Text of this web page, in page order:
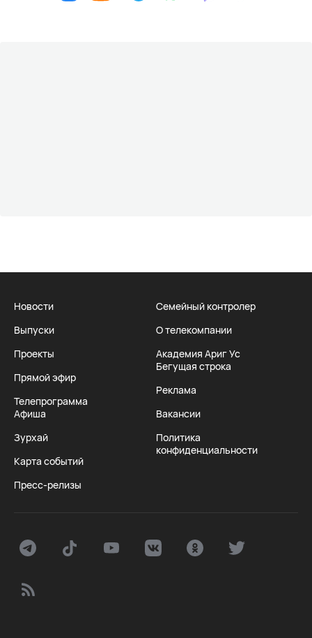
Новости
Выпуски
Проекты
Прямой эфир
Телепрограмма
Афиша
Зурхай
Карта событий
Пресс-релизы
Семейный контролер
О телекомпании
Академия Ариг Ус
Бегущая строка
Реклама
Вакансии
Политика
конфиденциальности